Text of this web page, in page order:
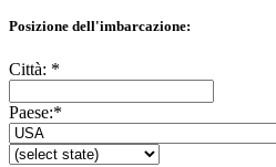
Posizione dell'imbarcazione:
Città: *
Paese:*